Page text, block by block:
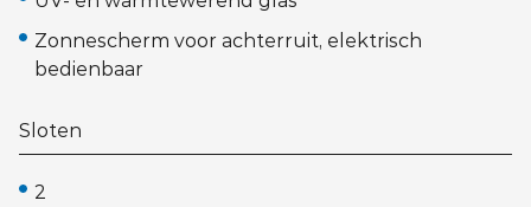
Zonnescherm voor achterruit, elektrisch
bedienbaar
Sloten
2